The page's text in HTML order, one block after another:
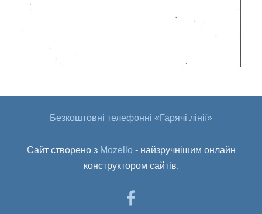
Безкоштовні телефонні «Гарячі лінії»
Сайт створено з Mozello- найзручнішим онлайн
конструктором сайтів.